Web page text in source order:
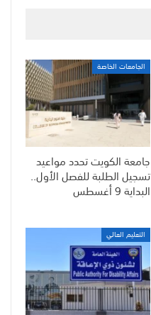
الجامعات الخاصة
جامعة الكويت تحدد مواعيد
تسجيل الطلبة للفصل الأول..
البداية 9 أغسطس
التعليم العالي